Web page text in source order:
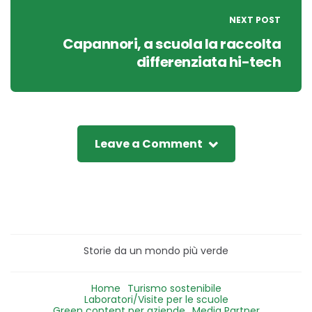
NEXT POST
Capannori, a scuola la raccolta
differenziata hi-tech
Leave a Comment
Storie da un mondo più verde
Home Turismo sostenibile
Laboratori/Visite per le scuole